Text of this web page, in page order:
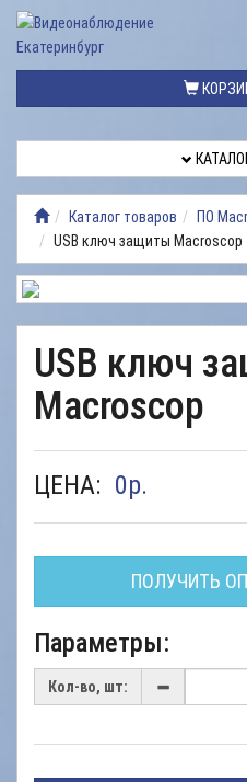
ТОВАРОВ
ВИДЕОНАБЛЮДЕНИЯ
ВИДЕОНАБЛЮДЕНИЯ
ДОСТАВКА
НАШИ
КОНТАКТЫ
Каталог товаров ПО
USB ключ защиты Macroscop
USB ключ
Macroscop
ЦЕНА: 0р.
ПОЛУЧИТЬ
Параметры:
Кол-во, шт: